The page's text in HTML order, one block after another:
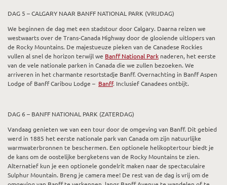
DAG 5 – CALGARY NAAR BANFF NATIONAL PARK (VRIJDAG)
We beginnen de dag met een stadstour door Calgary. Daarna reizen we
westwaarts over de Trans-Canada Highway door de glooiende uitlopers van
de Rocky Mountains. De majestueuze pieken van de Canadese Rockies
vullen al snel de horizon terwijl we Banff National Park naderen, het eerste
van de vele nationale parken in Canada die we zullen bezoeken. We
arriveren in het charmante resortstadje Banff. Overnachting in Banff Aspen
Lodge of Banff Caribou Lodge – Banff. Inclusief Canadees ontbijt.
DAG 6 – BANFF NATIONAL PARK (ZATERDAG)
Vandaag genieten we van een tour door de omgeving van Banff. Dit gebied
werd in 1885 het eerste nationale park van Canada om zijn natuurlijke
warmwaterbronnen te beschermen. Een optionele helikoptertour biedt je
de kans om de oostelijke bergketens van de Rocky Mountains te zien.
Alternatief kun je een optionele gondelrit maken naar de spectaculaire
Sulphur Mountain. Breng je camera mee! De rest van de dag is vrij om de